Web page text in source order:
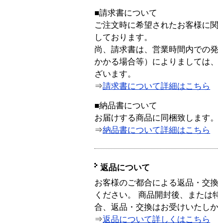
■請求書について
ご注文時に希望されたお客様に
しております。
尚、請求書は、営業時間内での
かかる場合等）によりましては
ざいます。
⇒請求書について詳細はこちら
■納品書について
お届けする商品に同梱致します。
⇒納品書について詳細はこちら
返品について
お客様のご都合による返品・交
ください。 商品開封後、または
合、返品・交換はお受けいたし
⇒返品について詳しくはこちら